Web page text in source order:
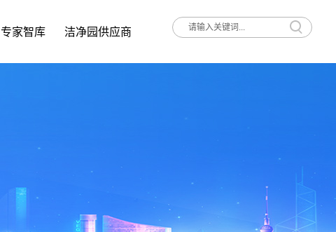
专家智库 洁净园供应商